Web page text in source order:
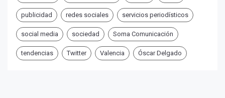
publicidad redes sociales servicios periodísticos
social media sociedad Soma Comunicación
tendencias Twitter Valencia Óscar Delgado